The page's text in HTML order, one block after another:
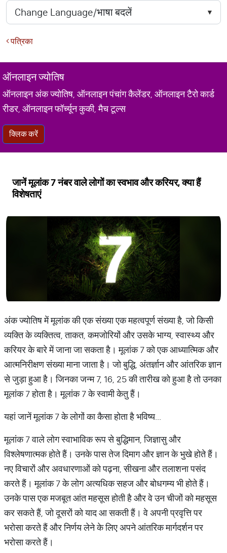
पत्रिका
ऑनलाइन ज्योतिष
ऑनलाइन अंक ज्योतिष, ऑनलाइन पंचांग कैलेंडर, ऑनलाइन टैरो कार्ड
रीडर, ऑनलाइन फॉर्च्यून कुकी, मैच टूल्स
क्लिक करें
जानें मूलांक 7 नंबर वाले लोगों का स्वभाव और करियर, क्या हैं
विशेषताएं
अंक ज्योतिष में मूलांक की एक संख्या एक महत्वपूर्ण संख्या है, जो किसी
व्यक्ति के व्यक्तित्व, ताकत, कमजोरियों और उसके भाग्य, स्वास्थ्य और
करियर के बारे में जाना जा सकता है। मूलांक 7 को एक आध्यात्मिक और
आत्मनिरीक्षण संख्या माना जाता है। जो बुद्धि, अंतर्ज्ञान और आंतरिक ज्ञान
से जुड़ा हुआ है। जिनका जन्म 7, 16, 25 की तारीख को हुआ है तो उनका
मूलांक 7 होता है। मूलांक 7 के स्वामी केतु हैं।
यहां जानें मूलांक 7 के लोगों का कैसा होता है भविष्य...
मूलांक 7 वाले लोग स्वाभाविक रूप से बुद्धिमान, जिज्ञासु और
विश्लेषणात्मक होते हैं। उनके पास तेज दिमाग और ज्ञान के भुखे होते हैं।
नए विचारों और अवधारणाओं को पढ़ना, सीखना और तलाशना पसंद
करते हैं। मूलांक 7 के लोग अत्यधिक सहज और बोधगम्य भी होते हैं।
उनके पास एक मजबूत आंत महसूस होती है और वे उन चीजों को महसूस
कर सकते हैं, जो दूसरों को याद आ सकती हैं। वे अपनी प्रवृत्ति पर
भरोसा करते हैं और निर्णय लेने के लिए अपने आंतरिक मार्गदर्शन पर
भरोसा करते हैं।